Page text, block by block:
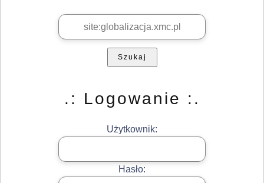
Szukaj
.: Logowanie :.
Użytkownik:
Hasło: